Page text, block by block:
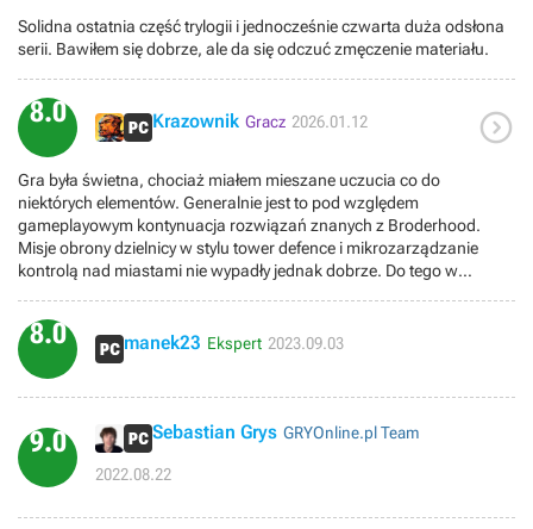
Solidna ostatnia część trylogii i jednocześnie czwarta duża odsłona
serii. Bawiłem się dobrze, ale da się odczuć zmęczenie materiału.
8.0 Krazownik Gracz 2026.01.12 
Gra była świetna, chociaż miałem mieszane uczucia co do
niektórych elementów. Generalnie jest to pod względem
gameplayowym kontynuacja rozwiązań znanych z Broderhood.
Misje obrony dzielnicy w stylu tower defence i mikrozarządzanie
kontrolą nad miastami nie wypadły jednak dobrze. Do tego w
Osmanów ma poważny problem z inflacją - wymaksowanie gry
wymaga chorej ilości kasy. Na plus dodano bomby jako całkiem
fajny element urozmaicający. Grafika jest świetna, a Konstantynopol
jest po prostu piękny (pomijając tę bardziej szemraną część miasta),
godne zakończenie trylogii Ezio. Chociaż sam wątek główny jest
krótki to jednak bardzo dobrze napisany, a postacie są bardziej
niejednoznaczne niż w poprzednich częściach. Misje Desmonda jak
pierwszoosobowej perspektywy (tu jednak należy się nagana dla
8.0 manek23 Ekspert 2023.09.03
9.0 Sebastian Grys GRYOnline.pl Team
2022.08.22